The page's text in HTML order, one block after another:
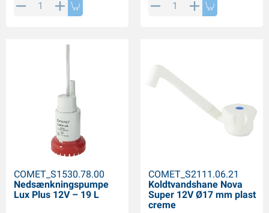
COMET_S1530.78.00
Nedsænkningspumpe
Lux Plus 12V – 19 L
COMET_S2111.06.21
Koldtvandshane Nova
Super 12V Ø17 mm plast
creme